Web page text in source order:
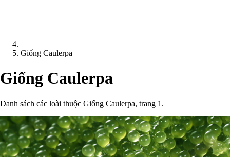
Giống Caulerpa
Giống Caulerpa
Danh sách các loài thuộc Giống Caulerpa, trang 1.